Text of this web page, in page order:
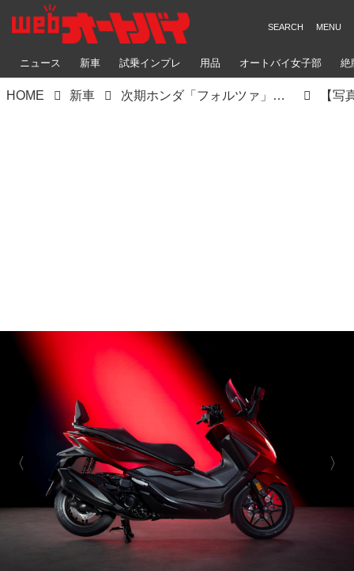
ニュース 新車 試乗インプレ 用品 オートバイ女子部 絶
HOME 新車 次期ホンダ「フォルツァ」にはTFT液晶メーターが搭載される？ 2025年モデルの「フォルツァ350」が欧州で登場！